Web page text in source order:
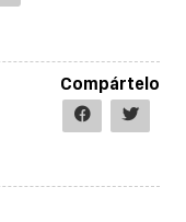
Compártelo